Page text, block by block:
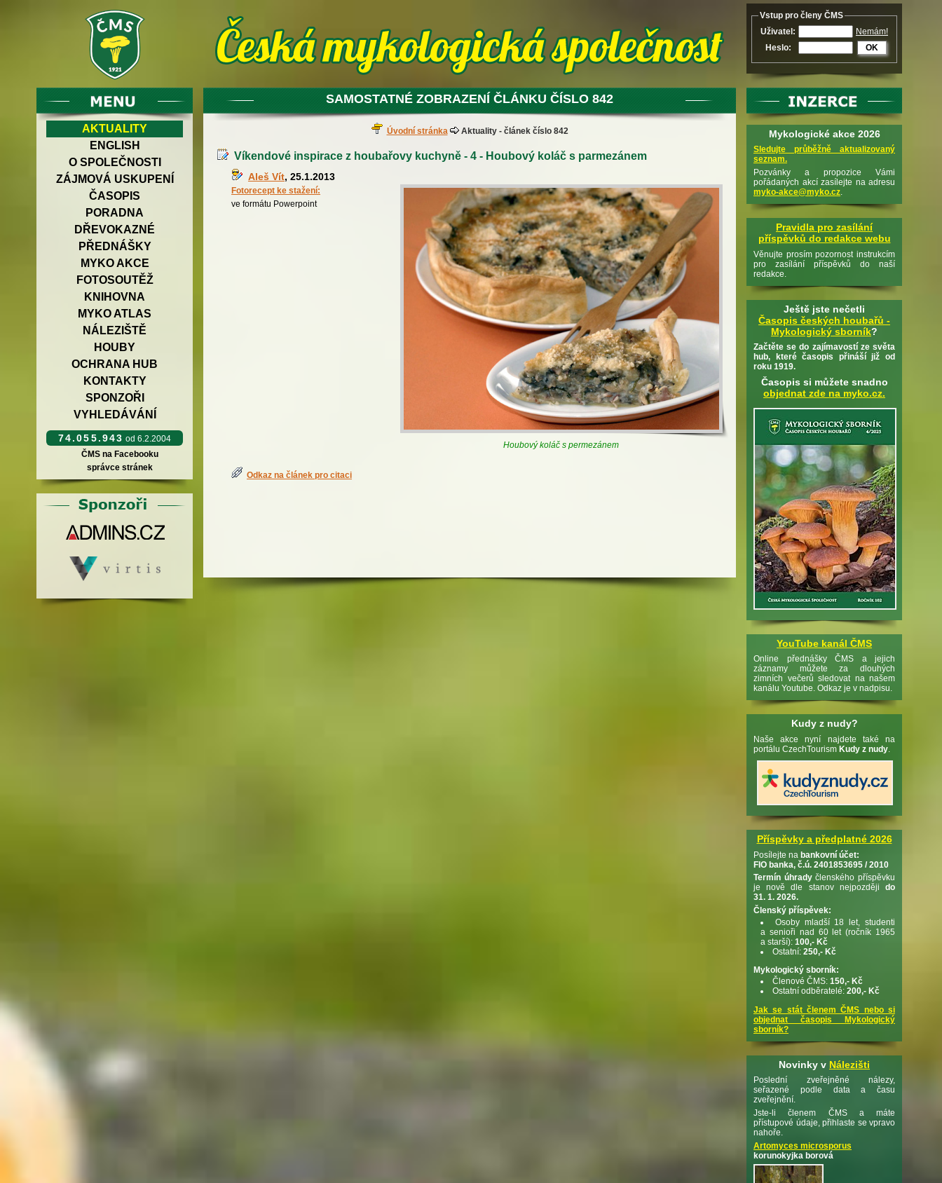
AKTUALITY
ENGLISH
O SPOLEČNOSTI
ZÁJMOVÁ USKUPENÍ
ČASOPIS
PORADNA
DŘEVOKAZNÉ
PŘEDNÁŠKY
MYKO AKCE
FOTOSOUTĚŽ
KNIHOVNA
MYKO ATLAS
NÁLEZIŠTĚ
HOUBY
OCHRANA HUB
KONTAKTY
SPONZOŘI
VYHLEDÁVÁNÍ
74.055.943 od 6.2.2004
ČMS na Facebooku
správce stránek
SAMOSTATNÉ ZOBRAZENÍ ČLÁNKU ČÍSLO 842
Úvodní stránka Aktuality - článek číslo 842
Víkendové inspirace z houbařovy kuchyně - 4 - Houbový koláč s parmezánem
Aleš Vít, 25.1.2013
Houbový koláč s permezánem
Fotorecept ke stažení:
ve formátu Powerpoint
Odkaz na článek pro citaci
Vstup pro členy ČMS
Uživatel:
Nemám!
Heslo:
OK
Mykologické akce 2026
Sledujte průběžně aktualizovaný
seznam.
Pozvánky a propozice Vámi
pořádaných akcí zasílejte na adresu
myko-akce@myko.cz.
Pravidla pro zasílání
příspěvků do redakce webu
Věnujte prosím pozornost instrukcím
pro zasílání příspěvků do naší
redakce.
Ještě jste nečetli
Časopis českých houbařů -
Mykologický sborník?
Začtěte se do zajímavostí ze světa
hub, které časopis přináší již od
roku 1919.
Časopis si můžete snadno
objednat zde na myko.cz.
YouTube kanál ČMS
Online přednášky ČMS a jejich
záznamy můžete za dlouhých
zimních večerů sledovat na našem
kanálu Youtube. Odkaz je v nadpisu.
Kudy z nudy?
Naše akce nyní najdete také na
portálu CzechTourism Kudy z nudy
Příspěvky a předplatné 2026
Posílejte na bankovní účet:
FIO banka, č.ú. 2401853695 / 2010
Termín úhradyčlenského příspěvku
je nově dle stanov nejpozději do
31. 1. 2026.
Členský příspěvek:
Osoby mladší 18 let, studenti
a senioři nad 60 let (ročník 1965
a starší): 100,- Kč
Ostatní: 250,- Kč
Mykologický sborník:
Členové ČMS: 150,- Kč
Ostatní odběratelé: 200,- Kč
Jak se stát členem ČMS nebo si
objednat časopis Mykologický
sborník?
Novinky v Nálezišti
Poslední zveřejněné nálezy,
seřazené podle data a času
zveřejnění.
Jste-li členem ČMS a máte
přístupové údaje, přihlaste se vpravo
nahoře.
Artomyces microsporus
korunokyjka borová